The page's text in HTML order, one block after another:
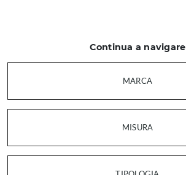
Continua a navigare
MARCA
MISURA